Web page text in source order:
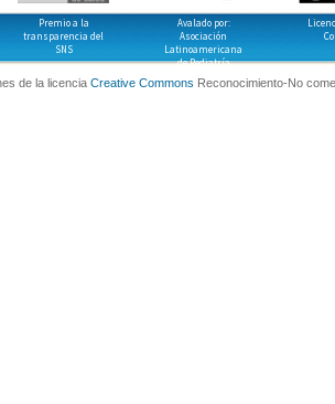
Premio a la
transparencia del
SNS
Avalado por:
Asociación
Latinoamericana
de Pediatría
de la licencia Creative Commons Reconocimiento-No